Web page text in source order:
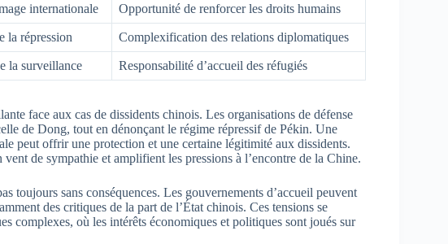
internationale Opportunité de renforcer les droits humains
la répression Complexification des relations diplomatiques
la surveillance
Responsabilité d’accueil des réfugiés
face aux cas de dissidents chinois. Les organisations de défense
de Dong, tout en dénonçant le régime répressif de Pékin. Une
peut offrir une protection et une certaine légitimité aux dissidents.
de sympathie et amplifient les pressions à l’encontre de la Chine.
toujours sans conséquences. Les gouvernements d’accueil peuvent
des critiques de la part de l’État chinois. Ces tensions se
complexes, où les intérêts économiques et politiques sont joués sur